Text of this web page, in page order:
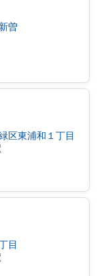
曽
区東浦和１丁目
目